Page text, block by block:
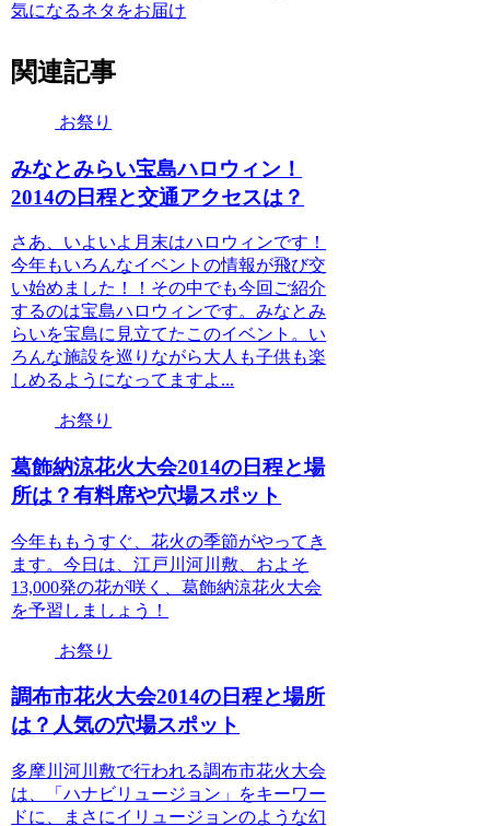
気になるネタをお届け
関連記事
お祭り
みなとみらい宝島ハロウィン！
2014の日程と交通アクセスは？
さあ、いよいよ月末はハロウィンです！
今年もいろんなイベントの情報が飛び交
い始めました！！その中でも今回ご紹介
するのは宝島ハロウィンです。みなとみ
らいを宝島に見立てたこのイベント。い
ろんな施設を巡りながら大人も子供も楽
しめるようになってますよ...
お祭り
葛飾納涼花火大会2014の日程と場
所は？有料席や穴場スポット
今年ももうすぐ、花火の季節がやってき
ます。今日は、江戸川河川敷、およそ
13,000発の花が咲く、葛飾納涼花火大会
を予習しましょう！
お祭り
調布市花火大会2014の日程と場所
は？人気の穴場スポット
多摩川河川敷で行われる調布市花火大会
は、「ハナビリュージョン」をキーワー
ドに、まさにイリュージョンのような幻